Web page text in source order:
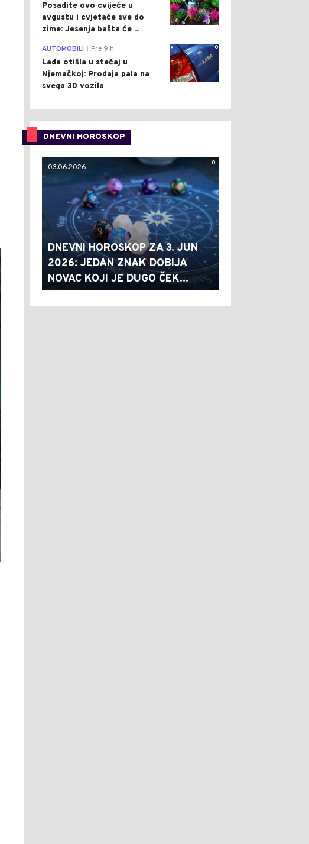
Posadite ovo cvijeće u
avgustu i cvjetaće sve do
zime: Jesenja bašta će ...
0
AUTOMOBILI Pre 9 h
Lada otišla u stečaj u
Njemačkoj: Prodaja pala na
svega 30 vozila
DNEVNI HOROSKOP
0
03.06.2026.
DNEVNI HOROSKOP ZA 3. JUN
2026: JEDAN ZNAK DOBIJA
NOVAC KOJI JE DUGO ČEK...